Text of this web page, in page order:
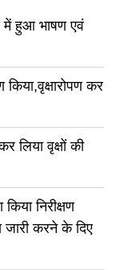
में हुआ भाषण एवं
किया,वृक्षारोपण कर
लिया वृक्षों की
निरीक्षण
जारी करने के दिए